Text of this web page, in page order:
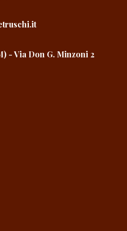
- Via Don G. Minzoni 2